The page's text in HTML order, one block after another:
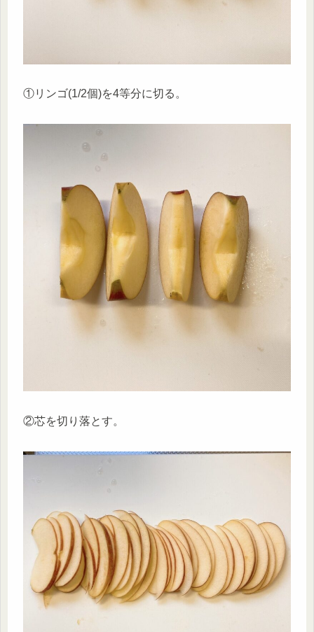
①リンゴ(1/2個)を4等分に切る。
②芯を切り落とす。